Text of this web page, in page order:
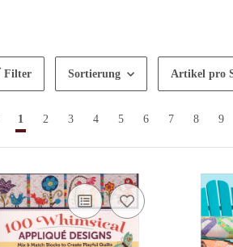
Filter Sortierung Artikel pro
1 2 3 4 5 6 7 8 9